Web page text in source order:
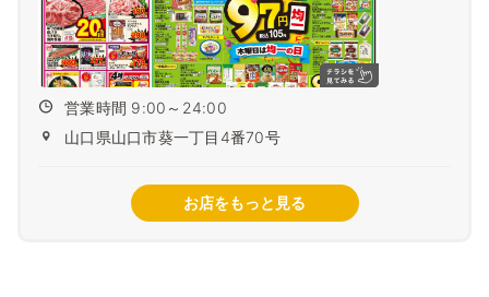
営業時間 9:00～24:00
山口県山口市葵一丁目4番70号
お店をもっと見る